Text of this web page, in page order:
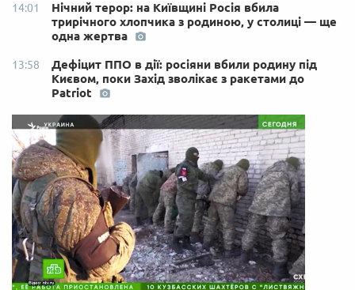
14:01
Нічний терор: на Київщині Росія вбила
трирічного хлопчика з родиною, у столиці — ще
одна жертва
13:58
Дефіцит ППО в дії: росіяни вбили родину під
Києвом, поки Захід зволікає з ракетами до
Patriot